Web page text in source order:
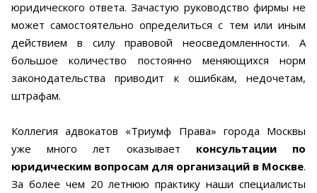
юридического ответа. Зачастую руководство фирмы не
может самостоятельно определиться с тем или иным
действием в силу правовой неосведомленности. А
большое количество постоянно меняющихся норм
законодательства приводит к ошибкам, недочетам,
штрафам.
Коллегия адвокатов «Триумф Права» города Москвы
уже много лет оказывает консультации по
юридическим вопросам для организаций в Москве.
За более чем 20 летнюю практику наши специалисты